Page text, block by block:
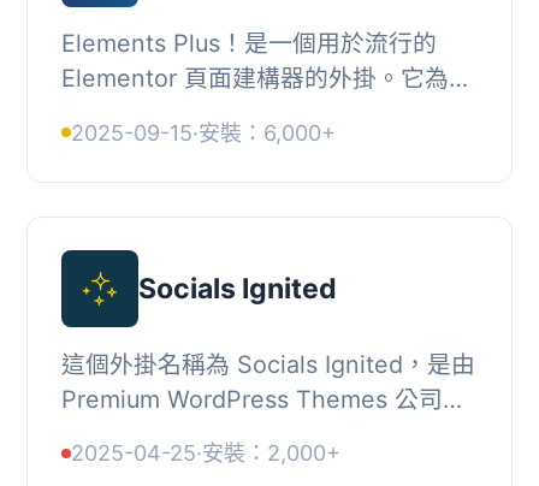
Elements Plus！是一個用於流行的
Elementor 頁面建構器的外掛。它為用
可供使用。, 立即查看演示！, 可以在此
處找到該插...
2025-09-15·安裝：6,000+
Socials Ignited
這個外掛名稱為 Socials Ignited，是由
Premium WordPress Themes 公司
在您的網站上顯示並連結超過 50 個社
2025-04-25·安裝：2,000+